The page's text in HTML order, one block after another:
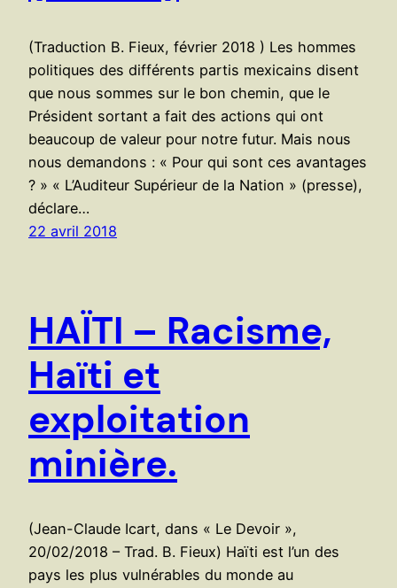
(Traduction B. Fieux, février 2018 ) Les hommes
politiques des différents partis mexicains disent
que nous sommes sur le bon chemin, que le
Président sortant a fait des actions qui ont
beaucoup de valeur pour notre futur. Mais nous
nous demandons : « Pour qui sont ces avantages
? » « L’Auditeur Supérieur de la Nation » (presse),
déclare…
22 avril 2018
HAÏTI – Racisme,
Haïti et
exploitation
minière.
(Jean-Claude Icart, dans « Le Devoir »,
20/02/2018 – Trad. B. Fieux) Haïti est l’un des
pays les plus vulnérables du monde au